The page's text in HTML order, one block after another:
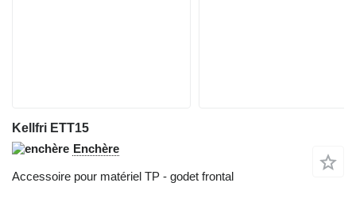
Kellfri ETT15
Enchère
Accessoire pour matériel TP - godet frontal